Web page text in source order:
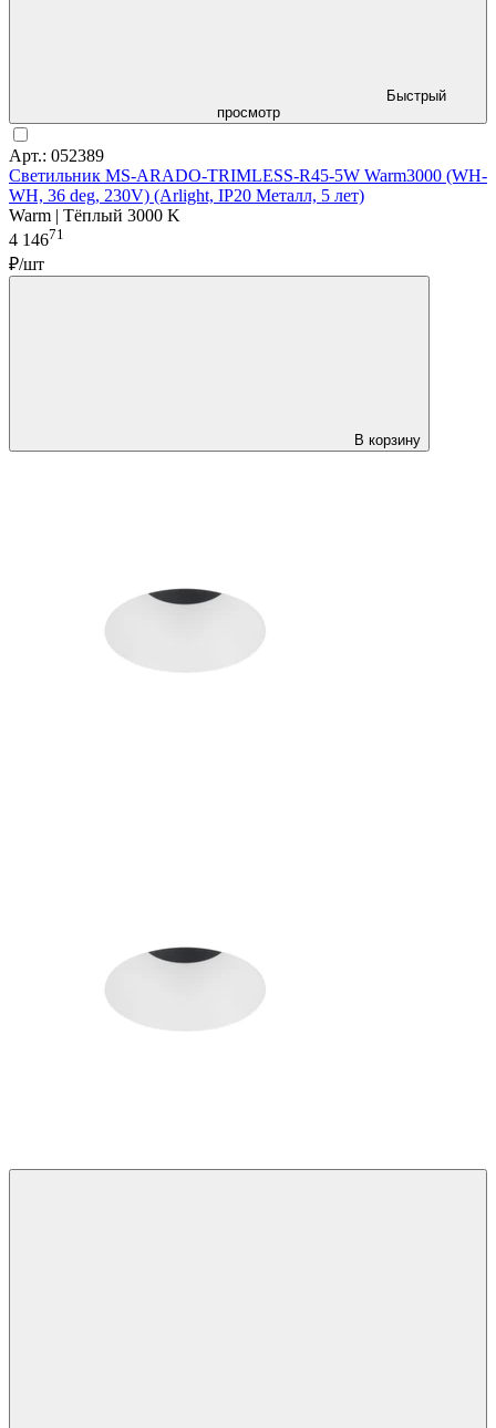
Быстрый
просмотр
Арт.: 052389
Светильник MS-ARADO-TRIMLESS-R45-5W Warm3000 (WH-
WH, 36 deg, 230V) (Arlight, IP20 Металл, 5 лет)
Warm | Тёплый 3000 K
4 14671
₽/шт
В корзину